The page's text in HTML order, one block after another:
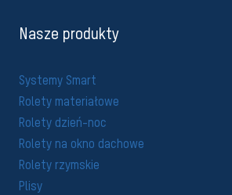
Nasze produkty
Systemy Smart
Rolety materiałowe
Rolety dzień-noc
Rolety na okno dachowe
Rolety rzymskie
Plisy